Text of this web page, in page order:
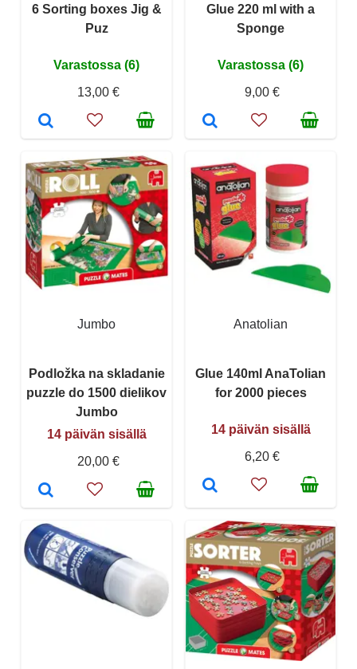
6 Sorting boxes Jig &
Puz
Varastossa (6)
13,00 €
Glue 220 ml with a
Sponge
Varastossa (6)
9,00 €
Jumbo
Podložka na skladanie
puzzle do 1500 dielikov
Jumbo
14 päivän sisällä
20,00 €
Anatolian
Glue 140ml AnaTolian
for 2000 pieces
14 päivän sisällä
6,20 €